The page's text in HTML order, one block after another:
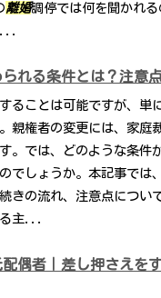
離婚調停では何を聞かれ
...
れる条件とは？注意
ることは可能ですが、単
親権者の変更には、家庭
。では、どのような条件
でしょうか。本記事では
きの流れ、注意点につい
る主...
偶者｜差し押さえを